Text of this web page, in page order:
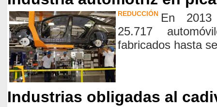
REDUCCIÓN En
25.717
fabricados hasta
Industrias obligadas al